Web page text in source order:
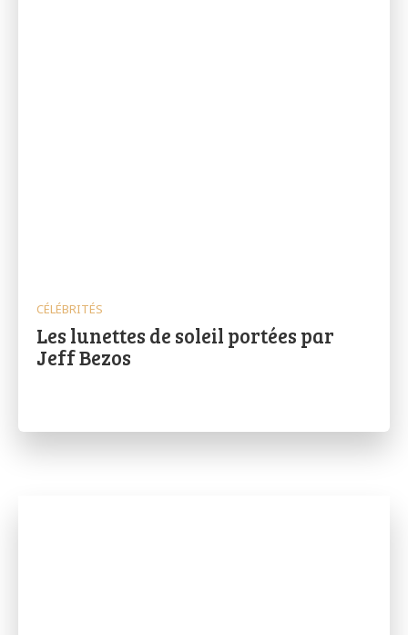
CÉLÉBRITÉS
Les lunettes de soleil portées par
Jeff Bezos